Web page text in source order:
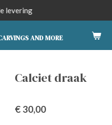
AND MORE
levering
Calciet draak
€ 30,00